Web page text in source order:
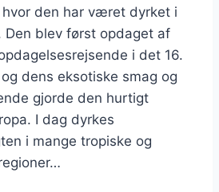
hvor den har været dyrket i
Den blev først opdaget af
i det 16.
dens eksotiske smag og
gjorde den hurtigt
I dag dyrkes
i mange tropiske og